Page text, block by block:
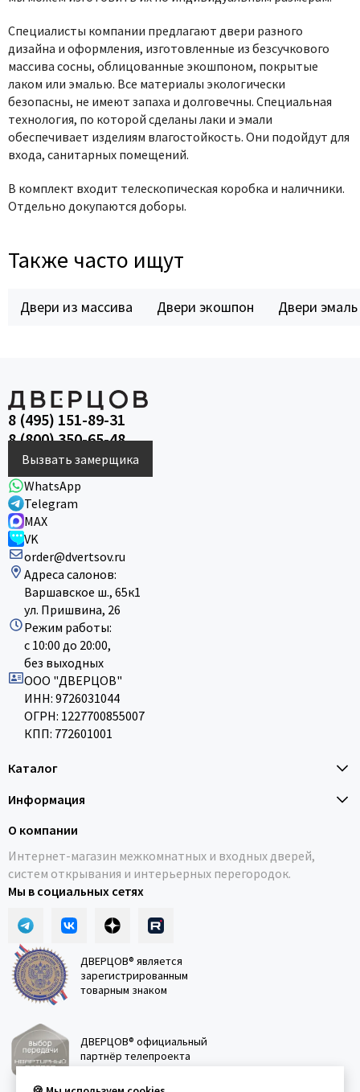
Специалисты компании предлагают двери разного
дизайна и оформления, изготовленные из безсучкового
массива сосны, облицованные экошпоном, покрытые
лаком или эмалью. Все материалы экологически
безопасны, не имеют запаха и долговечны. Специальная
технология, по которой сделаны лаки и эмали
обеспечивает изделиям влагостойкость. Они подойдут для
входа, санитарных помещений.
В комплект входит телескопическая коробка и наличники.
Отдельно докупаются доборы.
Также часто ищут
Двери из массива Двери экошпон Двери эмаль
8 (495) 151-89-31
8 (800) 350-65-48
Вызвать замерщика
WhatsApp
Telegram
MAX
VK
order@dvertsov.ru
Адреса салонов:
Варшавское ш., 65к1
ул. Пришвина, 26
Режим работы:
с 10:00 до 20:00,
без выходных
ООО "ДВЕРЦОВ"
ИНН: 9726031044
ОГРН: 1227700855007
КПП: 772601001
Каталог
Информация
О компании
Интернет-магазин межкомнатных и входных дверей,
систем открывания и интерьерных перегородок.
Мы в социальных сетях
ДВЕРЦОВ® является
зарегистрированным
товарным знаком
ДВЕРЦОВ® официальный
партнёр телепроекта